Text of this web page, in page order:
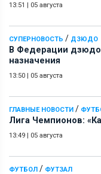
13:51 | 05 августа
СУПЕРНОВОСТЬ / ДЗЮДО
В Федерации
назначения
13:50 | 05 августа
ГЛАВНЫЕ НОВОСТИ /
Лига Чемпионов:
13:49 | 05 августа
ФУТБОЛ / ФУТЗАЛ